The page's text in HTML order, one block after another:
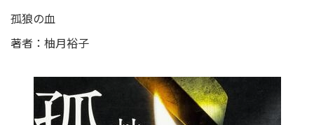
孤狼の血
著者：柚月裕子